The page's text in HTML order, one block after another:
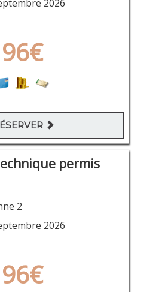
2026
96€
permis
2
2026
96€